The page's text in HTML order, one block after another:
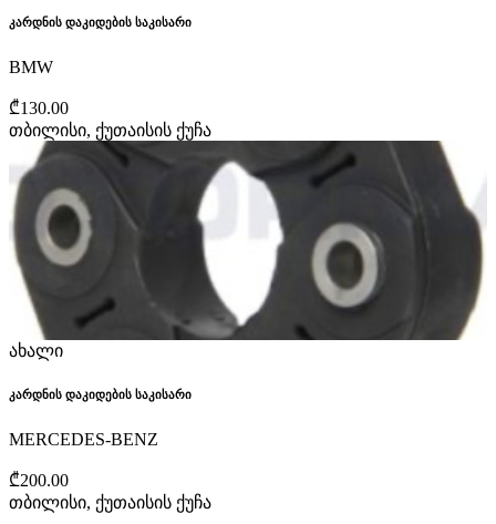
კარდნის დაკიდების საკისარი
BMW
₾130.00
თბილისი, ქუთაისის ქუჩა
ახალი
კარდნის დაკიდების საკისარი
MERCEDES-BENZ
₾200.00
თბილისი, ქუთაისის ქუჩა